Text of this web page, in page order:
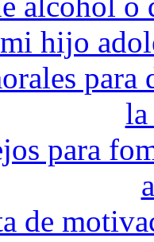
hijo
la
para
de